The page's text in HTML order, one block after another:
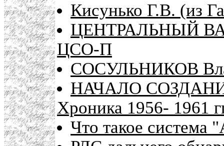
Кисунько Г.В. (из
ЦЕНТРАЛЬНЫЙ
ЦСО-П
СОСУЛЬНИКОВ
НАЧАЛО
Хроника 1956- 1961
Что такое система